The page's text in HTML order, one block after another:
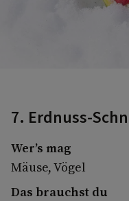
7. Erdnuss-
Wer’s mag
Mäuse, Vögel
Das brauchst du